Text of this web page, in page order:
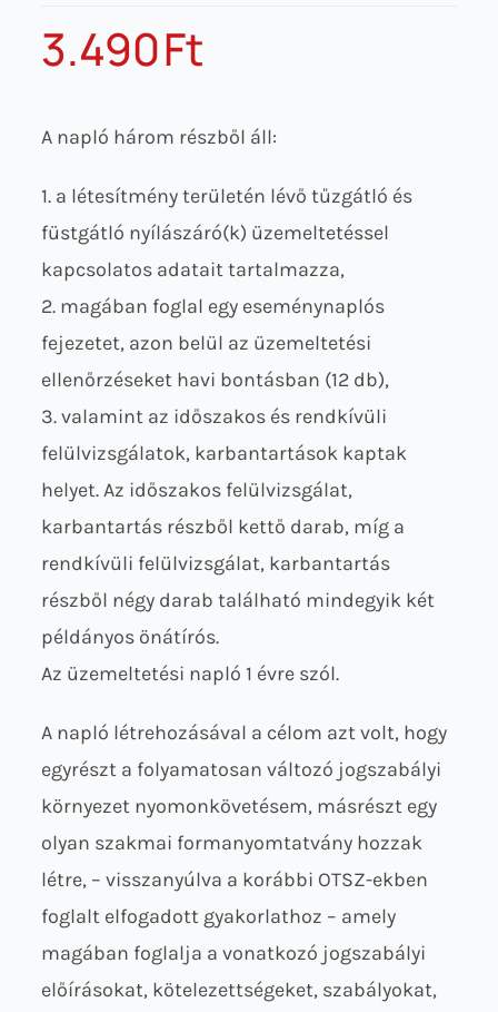
3.490Ft
A napló három részből áll:
1. a létesítmény területén lévő tűzgátló és
füstgátló nyílászáró(k) üzemeltetéssel
kapcsolatos adatait tartalmazza,
2. magában foglal egy eseménynaplós
fejezetet, azon belül az üzemeltetési
ellenőrzéseket havi bontásban (12 db),
3. valamint az időszakos és rendkívüli
felülvizsgálatok, karbantartások kaptak
helyet. Az időszakos felülvizsgálat,
karbantartás részből kettő darab, míg a
rendkívüli felülvizsgálat, karbantartás
részből négy darab található mindegyik két
példányos önátírós.
Az üzemeltetési napló 1 évre szól.
A napló létrehozásával a célom azt volt, hogy
egyrészt a folyamatosan változó jogszabályi
környezet nyomonkövetésem, másrészt egy
olyan szakmai formanyomtatvány hozzak
létre, – visszanyúlva a korábbi OTSZ-ekben
foglalt elfogadott gyakorlathoz – amely
magában foglalja a vonatkozó jogszabályi
előírásokat, kötelezettségeket, szabályokat,